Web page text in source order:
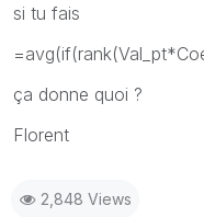
si tu fais
ça donne quoi ?
Florent
2,848 Views